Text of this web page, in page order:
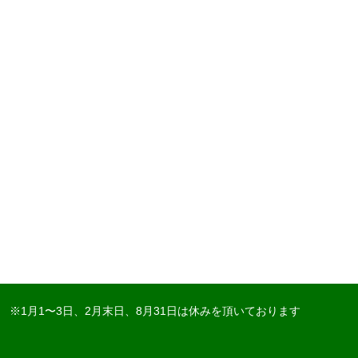
※1月1〜3日、2月末日、8月31日は休みを頂いております